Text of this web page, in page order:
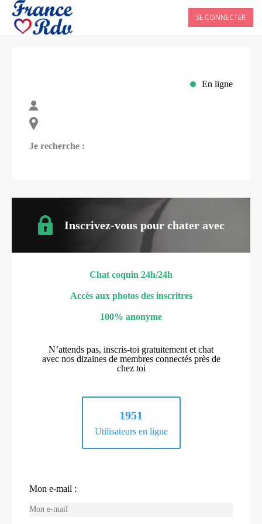
SE CONNECTER
En ligne
Je recherche :
Inscrivez-vous pour chater avec
Chat coquin 24h/24h
Accès aux photos des inscritres
100% anonyme
N’attends pas, inscris-toi gratuitement et chat
avec nos dizaines de membres connectés près de
chez toi
1951
Utilisateurs en ligne
Mon e-mail :